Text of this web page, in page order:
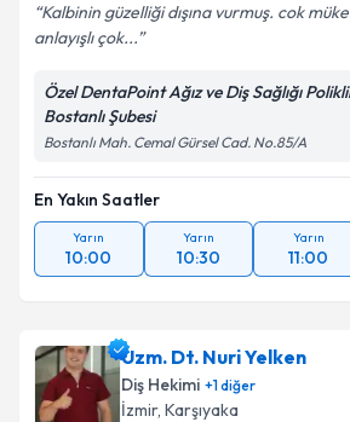
Kalbinin güzelliği dışına vurmuş. cok
anlayışlı çok...
Özel DentaPoint Ağız ve Diş Sağlığı
Bostanlı Şubesi
Bostanlı Mah. Cemal Gürsel Cad. No.85/A
En Yakın Saatler
Yarın
10:00
Yarın
10:30
Yarın
11:00
Uzm. Dt. Nuri Yelken
Diş Hekimi +1diğer
İzmir, Karşıyaka